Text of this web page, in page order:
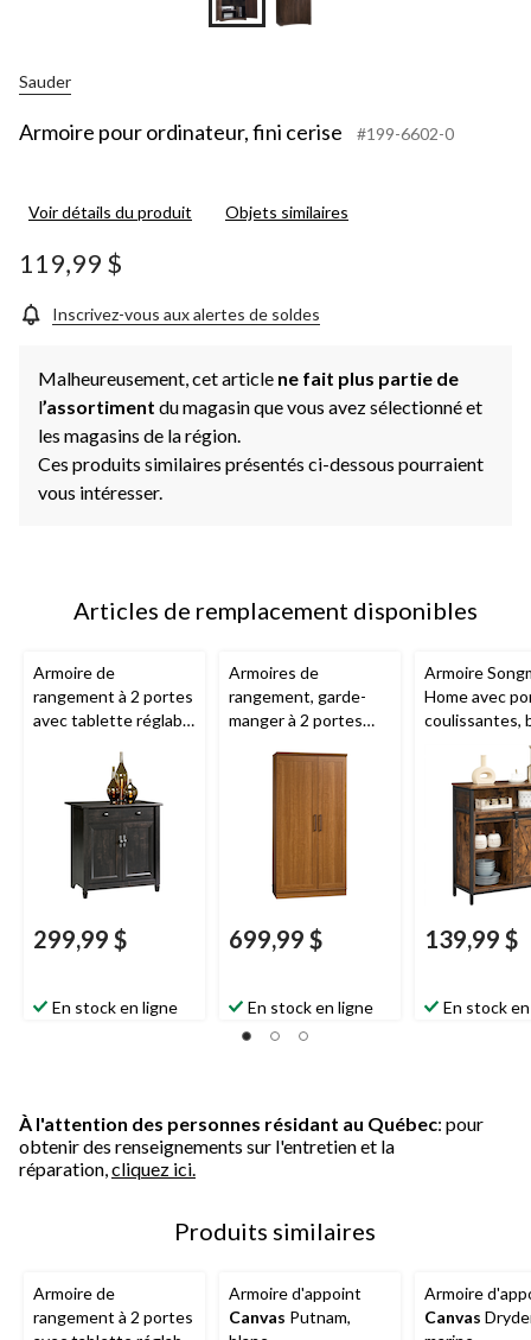
Sauder
Armoire pour ordinateur, fini cerise #199-6602-0
Voir détails du produit Objets similaires
119,99 $
Inscrivez-vous aux alertes de soldes
Malheureusement, cet article ne fait plus partie de
l’assortiment du magasin que vous avez sélectionné et
les magasins de la région.
Ces produits similaires présentés ci-dessous pourraient
vous intéresser.
Articles de remplacement disponibles
Armoire de
rangement à 2 portes
avec tablette réglable
fini noir Estate
299,99 $
En stock en ligne
Armoires de
rangement, garde-
manger à 2 portes
Sauder
699,99 $
En stock en ligne
Armoire
Home avec
coulissantes,
139,99 $
En stock
À l'attention des personnes résidant au Québec: pour
obtenir des renseignements sur l'entretien et la
réparation, cliquez ici.
Produits similaires
Armoire de
rangement à 2 portes
Armoire d'appoint
Canvas Putnam,
Armoire
Canvas